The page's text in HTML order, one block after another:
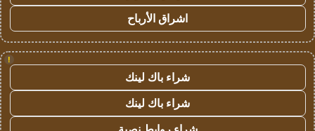
اشراق الأرباح
!
شراء باك لينك
شراء باك لينك